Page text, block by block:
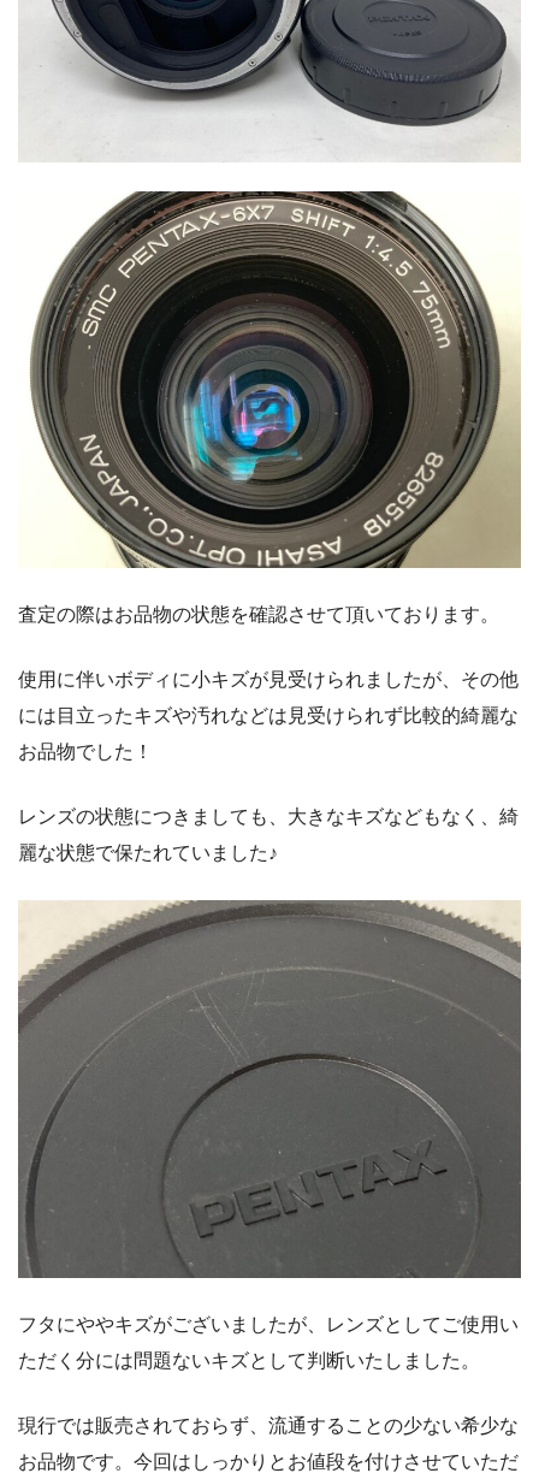
査定の際はお品物の状態を確認させて頂いております。
使用に伴いボディに小キズが見受けられましたが、その他
には目立ったキズや汚れなどは見受けられず比較的綺麗な
お品物でした！
レンズの状態につきましても、大きなキズなどもなく、綺
麗な状態で保たれていました♪
フタにややキズがございましたが、レンズとしてご使用い
ただく分には問題ないキズとして判断いたしました。
現行では販売されておらず、流通することの少ない希少な
お品物です。今回はしっかりとお値段を付けさせていただ